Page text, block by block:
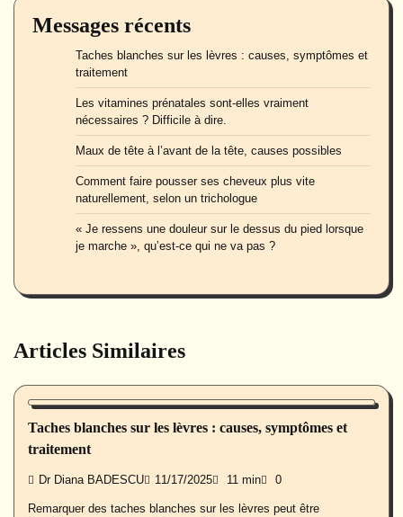
Messages récents
Taches blanches sur les lèvres : causes, symptômes et
traitement
Les vitamines prénatales sont-elles vraiment
nécessaires ? Difficile à dire.
Maux de tête à l’avant de la tête, causes possibles
Comment faire pousser ses cheveux plus vite
naturellement, selon un trichologue
« Je ressens une douleur sur le dessus du pied lorsque
je marche », qu’est-ce qui ne va pas ?
Articles Similaires
Beauté
Taches blanches sur les lèvres : causes, symptômes et
traitement
Dr Diana BADESCU 11/17/2025 11 min 0
Remarquer des taches blanches sur les lèvres peut être